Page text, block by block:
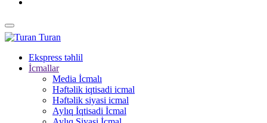
Turan
Ekspress təhlil
İcmallar
Media İcmalı
Həftəlik iqtisadi icmal
Həftəlik siyasi icmal
Aylıq İqtisadi İcmal